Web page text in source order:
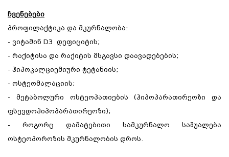
ჩვენებები
პროფილაქტიკა და მკურნალობა:
- ვიტამინ D3 დეფიციტის;
- რაქიტისა და რაქიტის მსგავსი დაავადებების;
- ჰიპოკალციემიური ტეტანიის;
- ოსტეომალაციის;
- მეტაბოლური ოსტეოპათიების (ჰიპოპარათირეოზი და
ფსევდოჰიპოპარათირეოზი);
- როგორც დამატებითი სამკურნალო საშუალება
ოსტეოპოროზის მკურნალობის დროს.